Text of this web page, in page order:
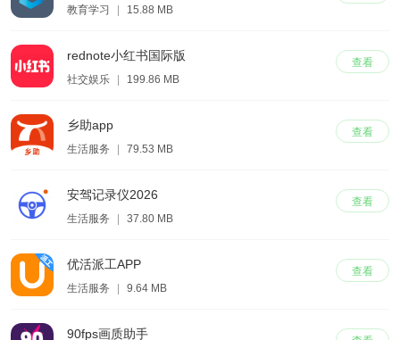
教育学习 15.88 MB
查看
rednote小红书国际版
社交娱乐 199.86 MB
查看
乡助app
生活服务 79.53 MB
查看
安驾记录仪2026
生活服务 37.80 MB
查看
优活派工APP
生活服务 9.64 MB
90fps画质助手